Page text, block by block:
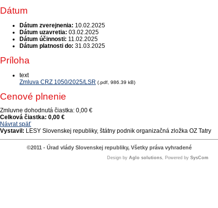
Dátum
Dátum zverejnenia: 10.02.2025
Dátum uzavretia: 03.02.2025
Dátum účinnosti: 11.02.2025
Dátum platnosti do: 31.03.2025
Príloha
text
Zmluva CRZ 1050/2025/LSR (.pdf, 986.39 kB)
Cenové plnenie
Zmluvne dohodnutá čiastka: 0,00 €
Celková čiastka: 0,00 €
Návrat späť
Vystavil: LESY Slovenskej republiky, štátny podnik organizačná zložka OZ Tatry
©2011 - Úrad vlády Slovenskej republiky, Všetky práva vyhradené
Design by Aglo solutions, Powered by SysCom